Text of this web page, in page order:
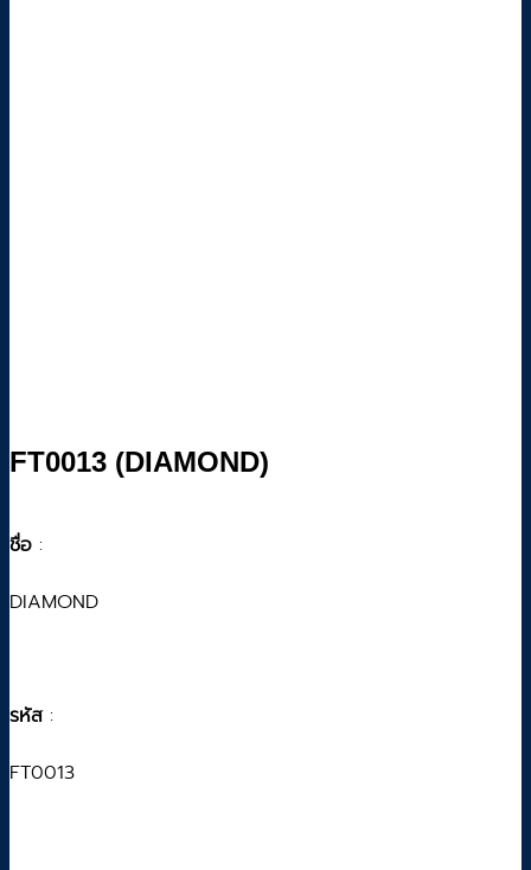
FT0013 (DIAMOND)
ชื่อ :
DIAMOND
รหัส:
FT0013